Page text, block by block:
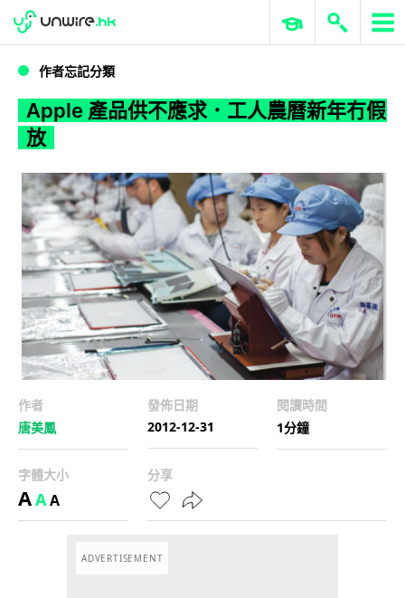
Apple 產品供不應求．工人農曆新年冇假放
WWDC 2026 ERP 與商業 AI
作者忘記分類
Apple 產品供不應求．工人農曆新年冇假
放
作者
唐美鳳
發佈日期
2012-12-31
閱讀時間
1分鐘
字體大小
AAA
分享
ADVERTISEMENT